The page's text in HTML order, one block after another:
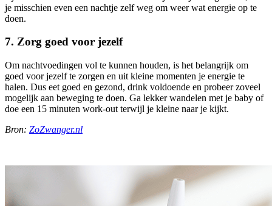
je misschien even een nachtje zelf weg om weer wat energie op te
doen.
7. Zorg goed voor jezelf
Om nachtvoedingen vol te kunnen houden, is het belangrijk om
goed voor jezelf te zorgen en uit kleine momenten je energie te
halen. Dus eet goed en gezond, drink voldoende en probeer zoveel
mogelijk aan beweging te doen. Ga lekker wandelen met je baby of
doe een 15 minuten work-out terwijl je kleine naar je kijkt.
Bron: ZoZwanger.nl